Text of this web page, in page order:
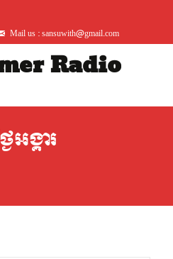
Mail us : sansuwith@gmail.com
Radio
ង្គារ